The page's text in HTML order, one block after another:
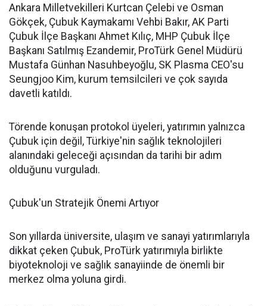
Ankara Milletvekilleri Kurtcan Çelebi ve Osman
Gökçek, Çubuk Kaymakamı Vehbi Bakır, AK Parti
Çubuk İlçe Başkanı Ahmet Kılıç, MHP Çubuk İlçe
Başkanı Satılmış Ezandemir, ProTürk Genel Müdürü
Mustafa Günhan Nasuhbeyoğlu, SK Plasma CEO'su
Seungjoo Kim, kurum temsilcileri ve çok sayıda
davetli katıldı.
Törende konuşan protokol üyeleri, yatırımın yalnızca
Çubuk için değil, Türkiye'nin sağlık teknolojileri
alanındaki geleceği açısından da tarihi bir adım
olduğunu vurguladı.
Çubuk'un Stratejik Önemi Artıyor
Son yıllarda üniversite, ulaşım ve sanayi yatırımlarıyla
dikkat çeken Çubuk, ProTürk yatırımıyla birlikte
biyoteknoloji ve sağlık sanayiinde de önemli bir
merkez olma yoluna girdi.